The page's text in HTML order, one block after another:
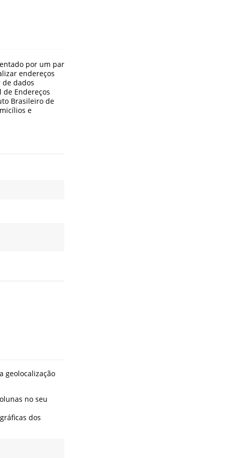
por um par
endereços
dados
Endereços
Brasileiro de
e
geolocalização
no seu
dos